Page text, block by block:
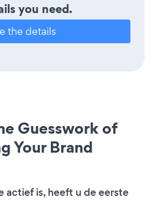
you need.
the details
Guesswork of
Your Brand
actief is, heeft u de eerste